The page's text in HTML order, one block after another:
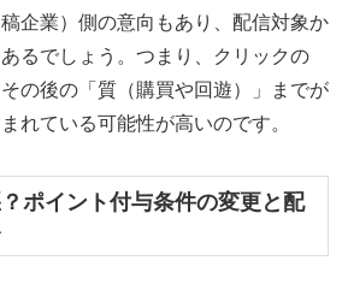
企業）側の意向もあり、配信対象か
るでしょう。つまり、クリックの
その後の「質（購買や回遊）」までが
れている可能性が高いのです。
ポイント付与条件の変更と配